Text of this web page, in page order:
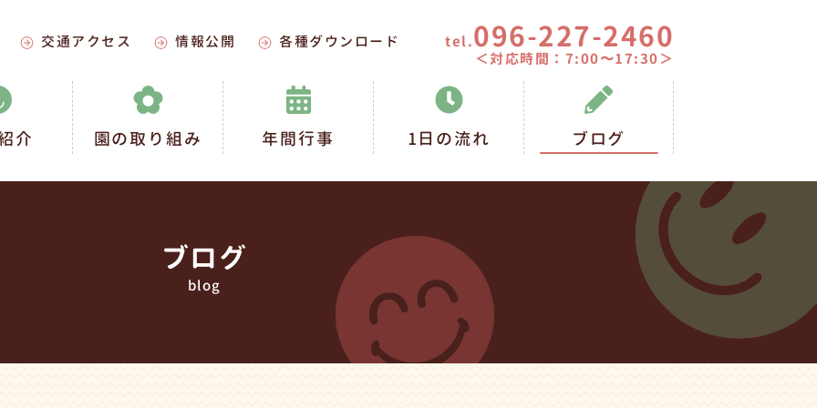
交通アクセス 情報公開 各種ダウンロード tel.096-227-2460
＜対応時間：7:00〜17:30＞
介 園の取り組み 年間行事 1日の流れ ブログ
ブログ
blog